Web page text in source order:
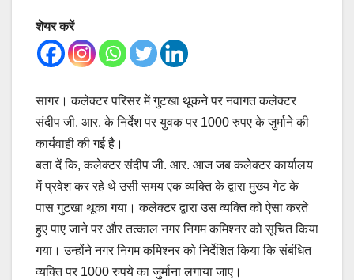
शेयर करें
सागर। कलेक्टर परिसर में गुटखा थूकने पर नवागत कलेक्टर
संदीप जी. आर. के निर्देश पर युवक पर 1000 रुपए के जुर्माने की
कार्यवाही की गई है।
बता दें कि, कलेक्टर संदीप जी. आर. आज जब कलेक्टर कार्यालय
में प्रवेश कर रहे थे उसी समय एक व्यक्ति के द्वारा मुख्य गेट के
पास गुटखा थूका गया। कलेक्टर द्वारा उस व्यक्ति को ऐसा करते
हुए पाए जाने पर और तत्काल नगर निगम कमिश्नर को सूचित किया
गया। उन्होंने नगर निगम कमिश्नर को निर्देशित किया कि संबंधित
व्यक्ति पर 1000 रुपये का जुर्माना लगाया जाए।